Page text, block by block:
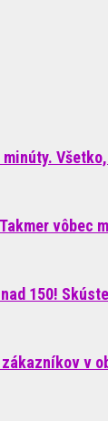
vôbec
150!
v